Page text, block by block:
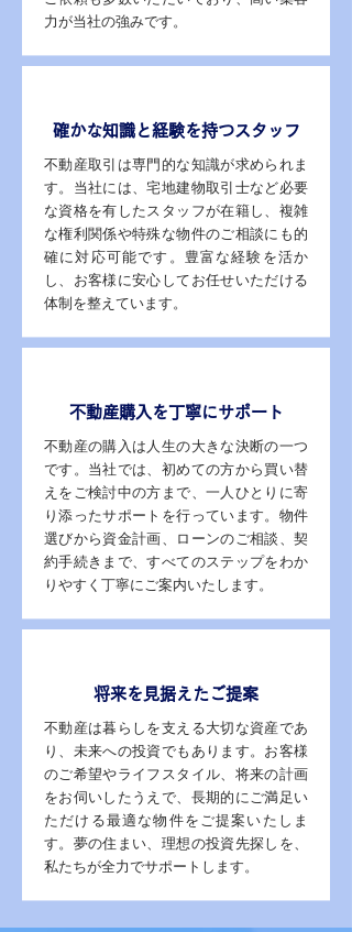
力が当社の強みです。
確かな知識と経験を持つスタッフ
不動産取引は専門的な知識が求められま
す。当社には、宅地建物取引士など必要
な資格を有したスタッフが在籍し、複雑
な権利関係や特殊な物件のご相談にも的
確に対応可能です。豊富な経験を活か
し、お客様に安心してお任せいただける
体制を整えています。
不動産購入を丁寧にサポート
不動産の購入は人生の大きな決断の一つ
です。当社では、初めての方から買い替
えをご検討中の方まで、一人ひとりに寄
り添ったサポートを行っています。物件
選びから資金計画、ローンのご相談、契
約手続きまで、すべてのステップをわか
りやすく丁寧にご案内いたします。
将来を見据えたご提案
不動産は暮らしを支える大切な資産であ
り、未来への投資でもあります。お客様
のご希望やライフスタイル、将来の計画
をお伺いしたうえで、長期的にご満足い
ただける最適な物件をご提案いたしま
す。夢の住まい、理想の投資先探しを、
私たちが全力でサポートします。